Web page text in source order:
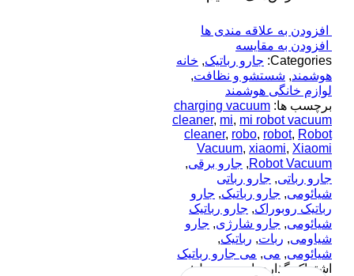
افزودن به علاقه مندی ها
افزودن به مقایسه
Categories: جارو رباتیک, خانه
هوشمند, شستشو و نظافت,
لوازم خانگی هوشمند
برچسب ها: charging vacuum
cleaner, mi, mi robot vacuum
cleaner, robo, robot, Robot
Vacuum, xiaomi, Xiaomi
Robot Vacuum
, جارو برقی,
جارو رباتی, جارو رباتی
شیائومی, جارو رباتیک, جارو
رباتیک روبوراک, جارو رباتیک
شیائومی, جارو شارژی, جارو
شیاومی, ربات, رباتیک,
شیائومی, می, می جارو رباتیک
اشتراک گذاری این محصول: